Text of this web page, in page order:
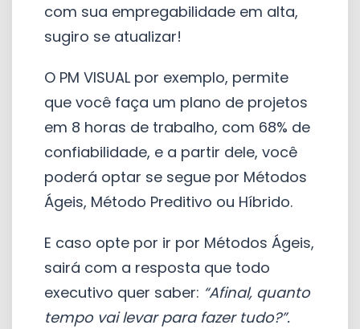
com sua empregabilidade em alta,
sugiro se atualizar!
O PM VISUAL por exemplo, permite
que você faça um plano de projetos
em 8 horas de trabalho, com 68% de
confiabilidade, e a partir dele, você
poderá optar se segue por Métodos
Ágeis, Método Preditivo ou Híbrido.
E caso opte por ir por Métodos Ágeis,
sairá com a resposta que todo
executivo quer saber: “Afinal, quanto
tempo vai levar para fazer tudo?”.